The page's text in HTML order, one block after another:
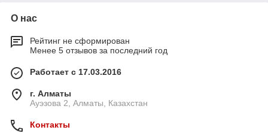
О нас
Рейтинг не сформирован
Менее 5 отзывов за последний год
Работает с 17.03.2016
г. Алматы
Ауэзова 2, Алматы, Казахстан
Контакты